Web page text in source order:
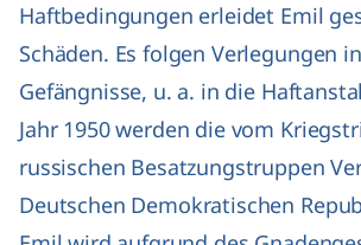
Haftbedingungen erleidet Emil
Schäden. Es folgen Verlegungen
Gefängnisse, u. a. in die
Jahr 1950 werden die vom
russischen Besatzungstruppen
Deutschen Demokratischen